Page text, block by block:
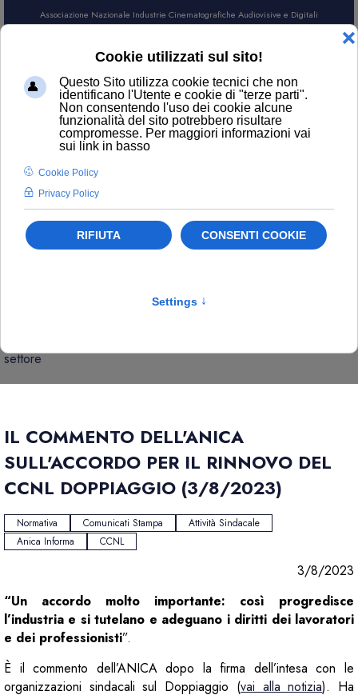
Associazione Nazionale Industrie Cinematografiche Audiovisive e Digitali
CERCA
settore
IL COMMENTO DELL'ANICA
SULL'ACCORDO PER IL RINNOVO DEL
CCNL DOPPIAGGIO (3/8/2023)
Normativa Comunicati Stampa
Attività Sindacale
Anica Informa
CCNL
3/8/2023
“Un accordo molto importante: così progredisce
l’industria e si tutelano e adeguano i diritti dei lavoratori
e dei professionisti”.
È il commento dell’ANICA dopo la firma dell’intesa con le
organizzazioni sindacali sul Doppiaggio (vai alla notizia). Ha